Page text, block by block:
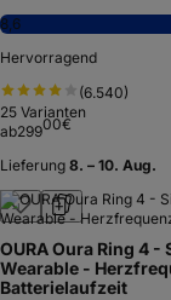
8,6
Hervorragend
(6.540)
25 Varianten
ab29900€
Lieferung 8. – 10. Aug.
OURA Oura Ring 4
Wearable -
Batterielaufzeit